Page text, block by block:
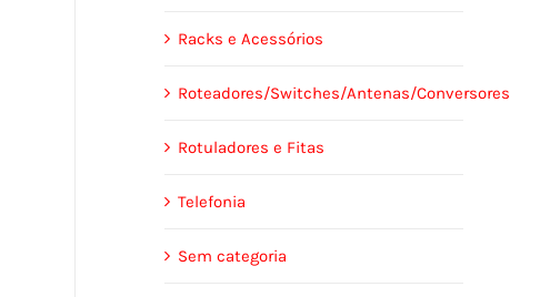
Racks e Acessórios
Roteadores/Switches/Antenas/Conversores
Rotuladores e Fitas
Telefonia
Sem categoria